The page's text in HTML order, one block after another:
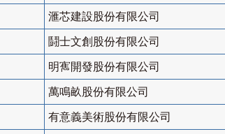
滙芯建設股份有限公司
鬪士文創股份有限公司
明寯開發股份有限公司
萬鳴畝股份有限公司
有意義美術股份有限公司